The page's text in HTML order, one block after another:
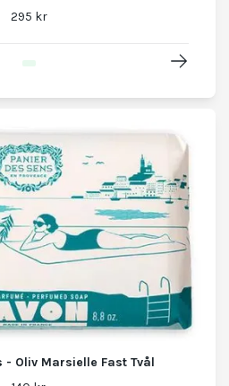
295 kr
- Oliv Marsielle Fast Tvål